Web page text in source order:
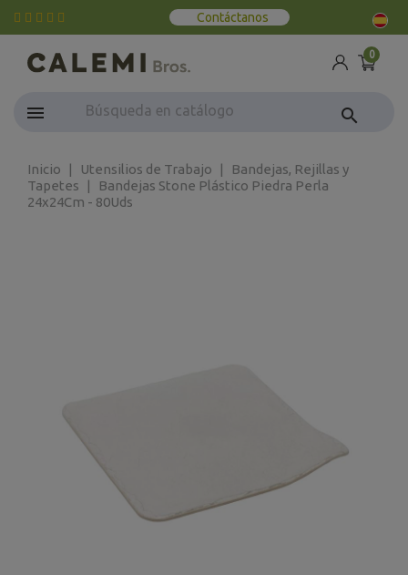
Contáctanos
0
search
Inicio Utensilios de Trabajo
Bandejas, Rejillas y
Tapetes
Bandejas Stone Plástico Piedra Perla
24x24Cm - 80Uds